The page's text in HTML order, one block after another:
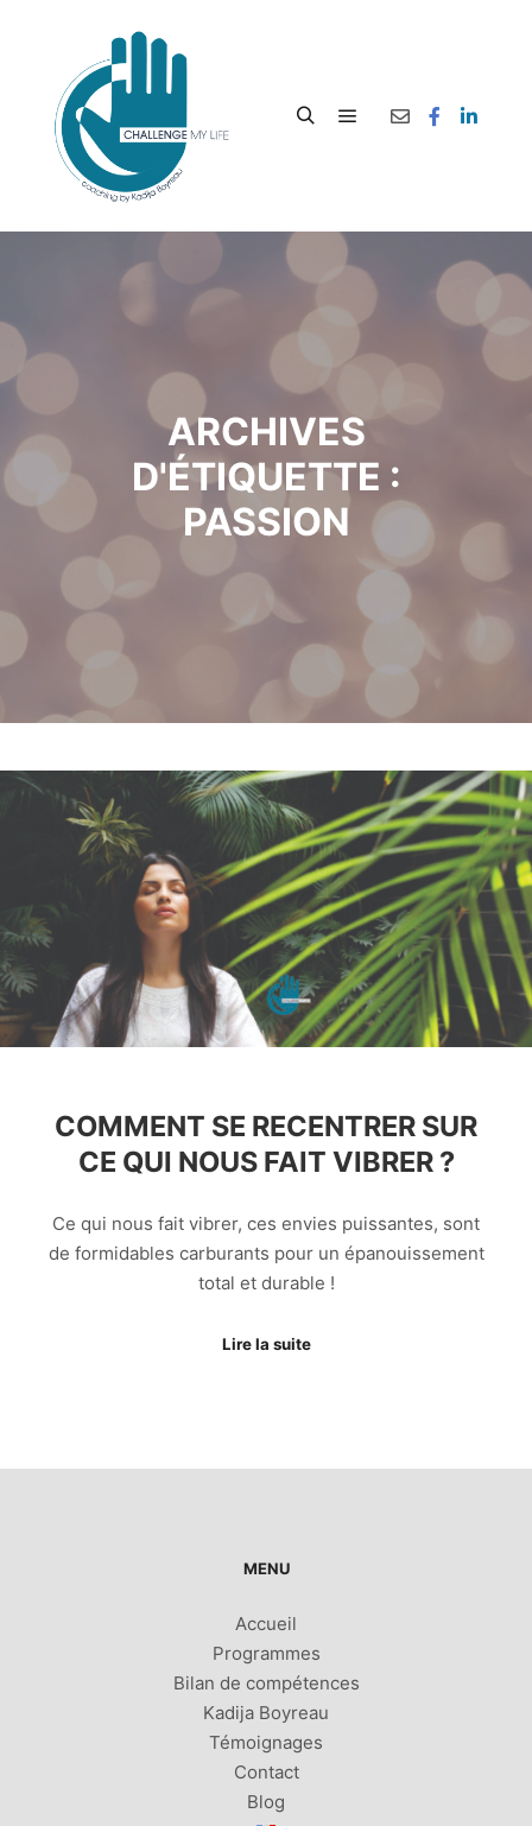
ARCHIVES
D'ÉTIQUETTE :
PASSION
COMMENT SE RECENTRER SUR
CE QUI NOUS FAIT VIBRER ?
Ce qui nous fait vibrer, ces envies puissantes, sont
de formidables carburants pour un épanouissement
total et durable !
Lire la suite
MENU
Accueil
Programmes
Bilan de compétences
Kadija Boyreau
Témoignages
Contact
Blog